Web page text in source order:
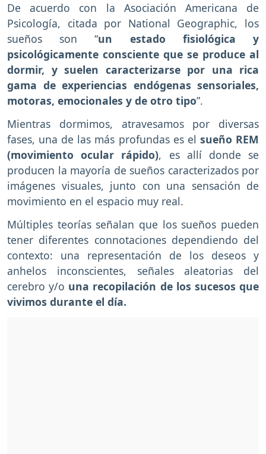
De acuerdo con la Asociación Americana de
Psicología, citada por National Geographic, los
sueños son “un estado fisiológica y
psicológicamente consciente que se produce al
dormir, y suelen caracterizarse por una rica
gama de experiencias endógenas sensoriales,
motoras, emocionales y de otro tipo”.
Mientras dormimos, atravesamos por diversas
fases, una de las más profundas es el sueño REM
(movimiento ocular rápido), es allí donde se
producen la mayoría de sueños caracterizados por
imágenes visuales, junto con una sensación de
movimiento en el espacio muy real.
Múltiples teorías señalan que los sueños pueden
tener diferentes connotaciones dependiendo del
contexto: una representación de los deseos y
anhelos inconscientes, señales aleatorias del
cerebro y/o una recopilación de los sucesos que
vivimos durante el día.